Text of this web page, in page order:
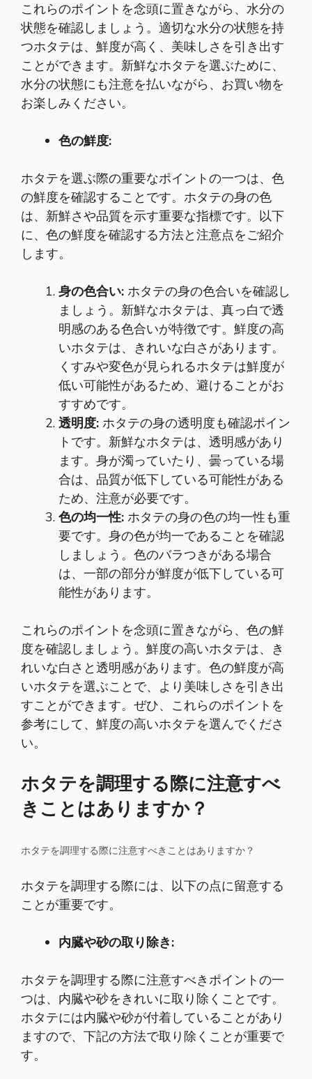
これらのポイントを念頭に置きながら、水分の
状態を確認しましょう。適切な水分の状態を持
つホタテは、鮮度が高く、美味しさを引き出す
ことができます。新鮮なホタテを選ぶために、
水分の状態にも注意を払いながら、お買い物を
お楽しみください。
色の鮮度:
ホタテを選ぶ際の重要なポイントの一つは、色
の鮮度を確認することです。ホタテの身の色
は、新鮮さや品質を示す重要な指標です。以下
に、色の鮮度を確認する方法と注意点をご紹介
します。
身の色合い: ホタテの身の色合いを確認し
ましょう。新鮮なホタテは、真っ白で透
明感のある色合いが特徴です。鮮度の高
いホタテは、きれいな白さがあります。
くすみや変色が見られるホタテは鮮度が
低い可能性があるため、避けることがお
すすめです。
透明度: ホタテの身の透明度も確認ポイン
トです。新鮮なホタテは、透明感があり
ます。身が濁っていたり、曇っている場
合は、品質が低下している可能性がある
ため、注意が必要です。
色の均一性: ホタテの身の色の均一性も重
要です。身の色が均一であることを確認
しましょう。色のバラつきがある場合
は、一部の部分が鮮度が低下している可
能性があります。
これらのポイントを念頭に置きながら、色の鮮
度を確認しましょう。鮮度の高いホタテは、き
れいな白さと透明感があります。色の鮮度が高
いホタテを選ぶことで、より美味しさを引き出
すことができます。ぜひ、これらのポイントを
参考にして、鮮度の高いホタテを選んでくださ
い。
ホタテを調理する際に注意すべ
きことはありますか？
ホタテを調理する際に注意すべきことはありますか？
ホタテを調理する際には、以下の点に留意する
ことが重要です。
内臓や砂の取り除き:
ホタテを調理する際に注意すべきポイントの一
つは、内臓や砂をきれいに取り除くことです。
ホタテには内臓や砂が付着していることがあり
ますので、下記の方法で取り除くことが重要で
す。